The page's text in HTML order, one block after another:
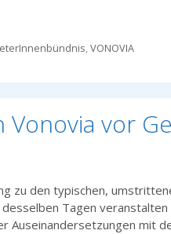
,VONOVIA
vor
zu den typischen,
Tagen
Auseinandersetzungen mit